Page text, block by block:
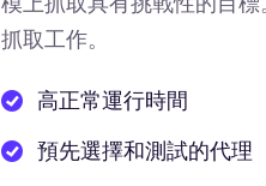
抓取工作。
高正常運行時間
預先選擇和測試的代理